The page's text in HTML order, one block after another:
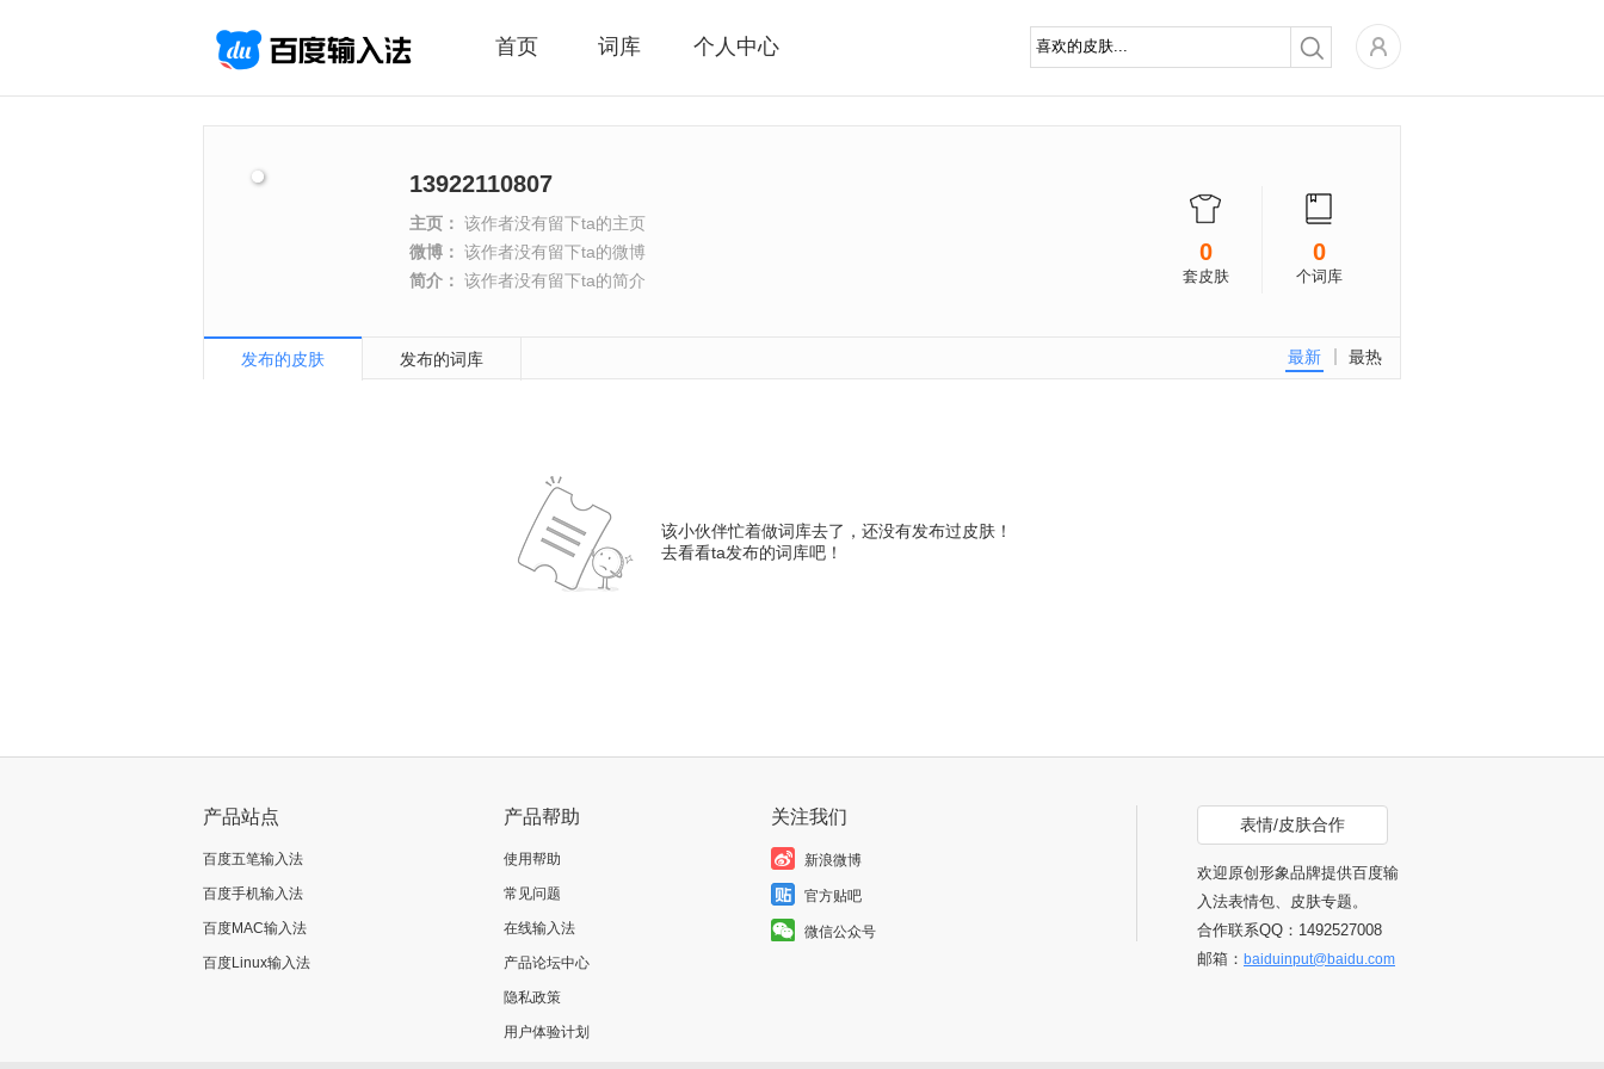
首页 词库 个人中心
0
套皮肤
0
个词库
13922110807
主页： 该作者没有留下ta的主页
微博： 该作者没有留下ta的微博
简介： 该作者没有留下ta的简介
最热
最新
发布的皮肤 发布的词库
该小伙伴忙着做词库去了，还没有发布过皮肤！
去看看ta发布的词库吧！
产品站点
百度五笔输入法
百度手机输入法
百度MAC输入法
百度Linux输入法
产品帮助
使用帮助
常见问题
在线输入法
产品论坛中心
隐私政策
用户体验计划
关注我们
新浪微博
官方贴吧
微信公众号
表情/皮肤合作
欢迎原创形象品牌提供百度输
入法表情包、皮肤专题。
合作联系QQ：1492527008
邮箱： baiduinput@baidu.com